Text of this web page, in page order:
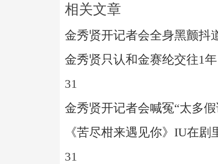
相关文章
金秀贤开记者会全身黑颤抖
金秀贤只认和金赛纶交往1
31
金秀贤开记者会喊冤“太多
《苦尽柑来遇见你》IU在
31